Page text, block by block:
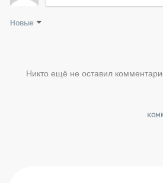
Новые
Никто ещё не оставил